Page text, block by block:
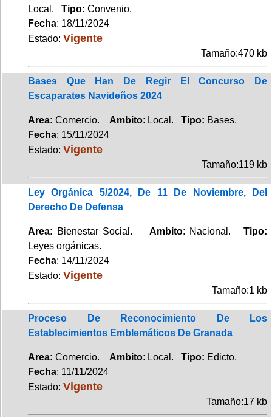
Local. Tipo: Convenio.
Fecha: 18/11/2024
Estado: Vigente
Tamaño:470 kb
Bases Que Han De Regir El Concurso De
Escaparates Navideños 2024
Area: Comercio. Ambito: Local. Tipo: Bases.
Fecha: 15/11/2024
Estado: Vigente
Tamaño:119 kb
Ley Orgánica 5/2024, De 11 De Noviembre, Del
Derecho De Defensa
Area: Bienestar Social. Ambito: Nacional. Tipo:
Leyes orgánicas.
Fecha: 14/11/2024
Estado: Vigente
Tamaño:1 kb
Proceso De Reconocimiento De Los
Establecimientos Emblemáticos De Granada
Area: Comercio. Ambito: Local. Tipo: Edicto.
Fecha: 11/11/2024
Estado: Vigente
Tamaño:17 kb